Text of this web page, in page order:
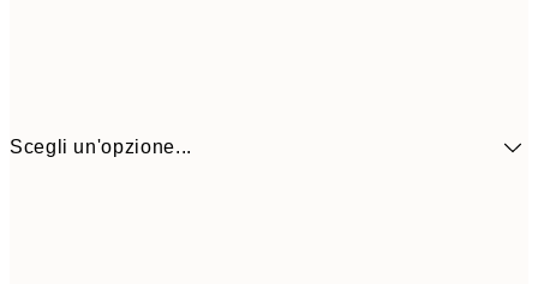
Scegli un'opzione...